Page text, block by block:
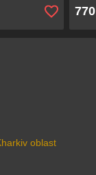
770
oblast